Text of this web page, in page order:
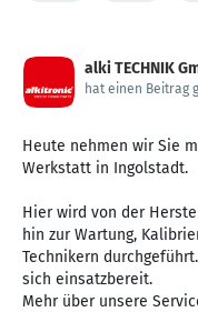
alki TECHNIK
hat einen Beitrag
Heute nehmen wir Sie
Werkstatt in Ingolstadt.
Hier wird von der
hin zur Wartung,
Technikern
sich einsatzbereit.